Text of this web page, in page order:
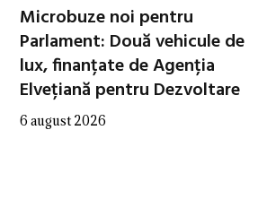
Microbuze noi pentru
Parlament: Două vehicule de
lux, finanțate de Agenția
Elvețiană pentru Dezvoltare
6 august 2026